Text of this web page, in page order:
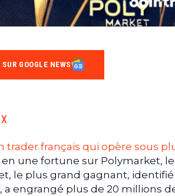
GOOGLE NEWS
trader français qui opère sous
une fortune sur Polymarket,
le plus grand gagnant, identifié
a engrangé plus de 20 millions